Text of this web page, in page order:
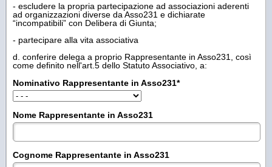
- escludere la propria partecipazione ad associazioni aderenti
ad organizzazioni diverse da Asso231 e dichiarate
“incompatibili” con Delibera di Giunta;
- partecipare alla vita associativa
d. conferire delega a proprio Rappresentante in Asso231, così
come definito nell'art.5 dello Statuto Associativo, a:
Nominativo Rappresentante in Asso231*
Nome Rappresentante in Asso231
Cognome Rappresentante in Asso231